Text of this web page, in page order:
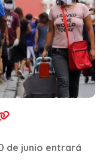
de junio entrará